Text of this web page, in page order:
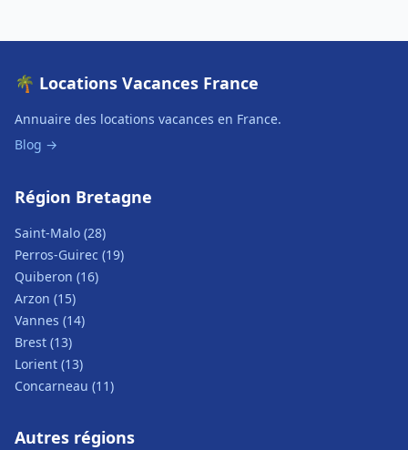
🌴 Locations Vacances France
Annuaire des locations vacances en France.
Blog →
Région Bretagne
Saint-Malo (28)
Perros-Guirec (19)
Quiberon (16)
Arzon (15)
Vannes (14)
Brest (13)
Lorient (13)
Concarneau (11)
Autres régions